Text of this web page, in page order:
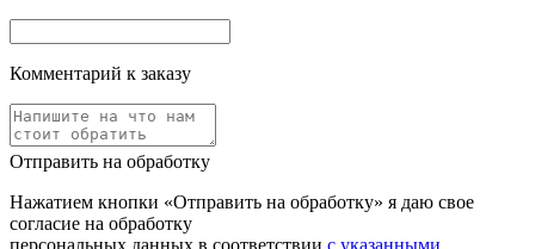
Комментарий к заказу
Отправить на обработку
Нажатием кнопки «Отправить на обработку» я даю свое
согласие на обработку
персональных данных в соответствии с указанными